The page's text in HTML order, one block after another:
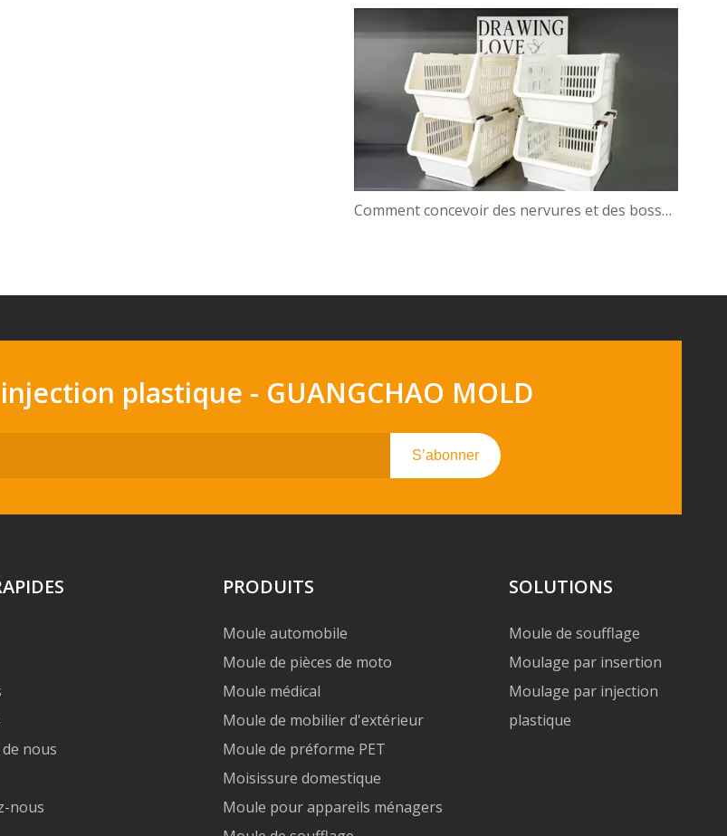
Comment concevoir des nervures et des bossages sans marques d'évier
plastique - GUANGCHAO MOLD
S’abonner
nous
nous
PRODUITS
Moule automobile
Moule de pièces de moto
Moule médical
Moule de mobilier d'extérieur
Moule de préforme PET
Moisissure domestique
Moule pour appareils ménagers
SOLUTIONS
Moule de soufflage
Moulage par insertion
Moulage par injection
plastique